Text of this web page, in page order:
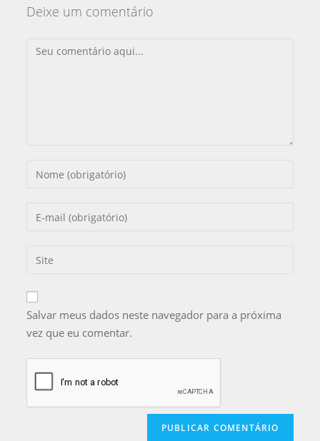
Deixe um comentário
Salvar meus dados neste navegador para a próxima
vez que eu comentar.